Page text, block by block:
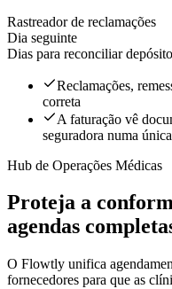
Rastreador de reclamações
Dia seguinte
Dias para reconciliar
Reclamações,
correta
A faturação vê
seguradora numa
Hub de Operações Médicas
Proteja a
agendas
O Flowtly unifica
fornecedores para que as